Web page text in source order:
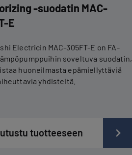
-suodatin MAC-
E
Electricin MAC-305FT-E on FA-
soveltuva suodatin,
huoneilmasta epämiellyttäviä
yhdisteitä.
tuotteeseen